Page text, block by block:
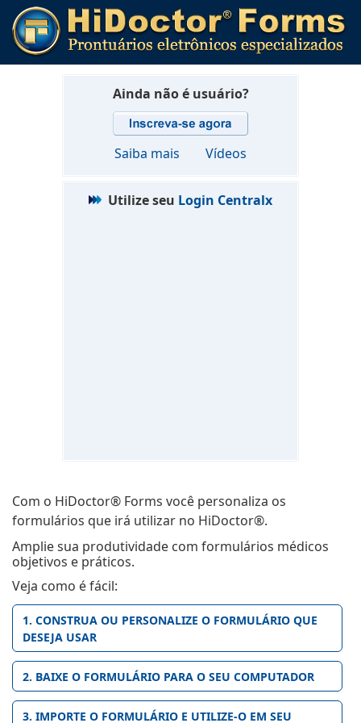
Com o HiDoctor® Forms você personaliza os
formulários que irá utilizar no HiDoctor®.
Amplie sua produtividade com formulários médicos
objetivos e práticos.
Veja como é fácil:
1. CONSTRUA OU PERSONALIZE O FORMULÁRIO QUE
DESEJA USAR
2. BAIXE O FORMULÁRIO PARA O SEU COMPUTADOR
3. IMPORTE O FORMULÁRIO E UTILIZE-O EM SEU
Ainda não é usuário?
Saiba mais Vídeos
Utilize seu Login Centralx